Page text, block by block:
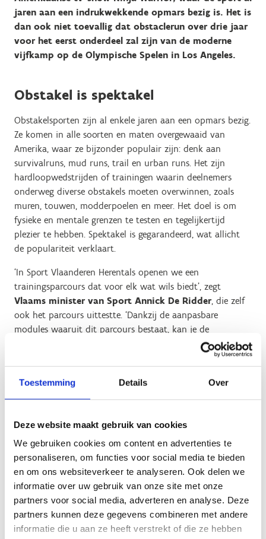
Toestemming Details Over
Deze website maakt gebruik van cookies
We gebruiken cookies om content en advertenties te
personaliseren, om functies voor social media te bieden
en om ons websiteverkeer te analyseren. Ook delen we
informatie over uw gebruik van onze site met onze
partners voor social media, adverteren en analyse. Deze
partners kunnen deze gegevens combineren met andere
informatie die u aan ze heeft verstrekt of die ze hebben
jaren aan een indrukwekkende opmars bezig is. Het is
dan ook niet toevallig dat obstaclerun over drie jaar
voor het eerst onderdeel zal zijn van de moderne
vijfkamp op de Olympische Spelen in Los Angeles.
Obstakel is spektakel
Obstakelsporten zijn al enkele jaren aan een opmars bezig.
Ze komen in alle soorten en maten overgewaaid van
Amerika, waar ze bijzonder populair zijn: denk aan
survivalruns, mud runs, trail en urban runs. Het zijn
hardloopwedstrijden of trainingen waarin deelnemers
onderweg diverse obstakels moeten overwinnen, zoals
muren, touwen, modderpoelen en meer. Het doel is om
fysieke en mentale grenzen te testen en tegelijkertijd
plezier te hebben. Spektakel is gegarandeerd, wat allicht
de populariteit verklaart.
‘In Sport Vlaanderen Herentals openen we een
trainingsparcours dat voor elk wat wils biedt’, zegt
Vlaams minister van Sport Annick De Ridder, die zelf
ook het parcours uittestte. ‘Dankzij de aanpasbare
modules waaruit dit parcours bestaat, kan je de
moeilijkheidsgraad aanpassen aan alle niveaus: het is voor
sportkampertjes van tien jaar oud, voor avontuurlijke
behendigheid en kracht op een andere manier willen
trainen.’
Het Ninja Warrior-parcours is geïnspireerd op de populaire
tv-show Ninja Warrior. Het parcours bestaat uit
verschillende obstakels die kracht, uithoudingsvermogen,
snelheid en behendigheid testen.
Rennen, springen, kruipen en
hangen